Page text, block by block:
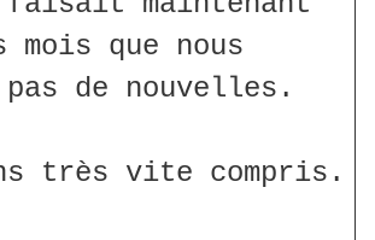
mois que nous
pas de nouvelles.
très vite compris.